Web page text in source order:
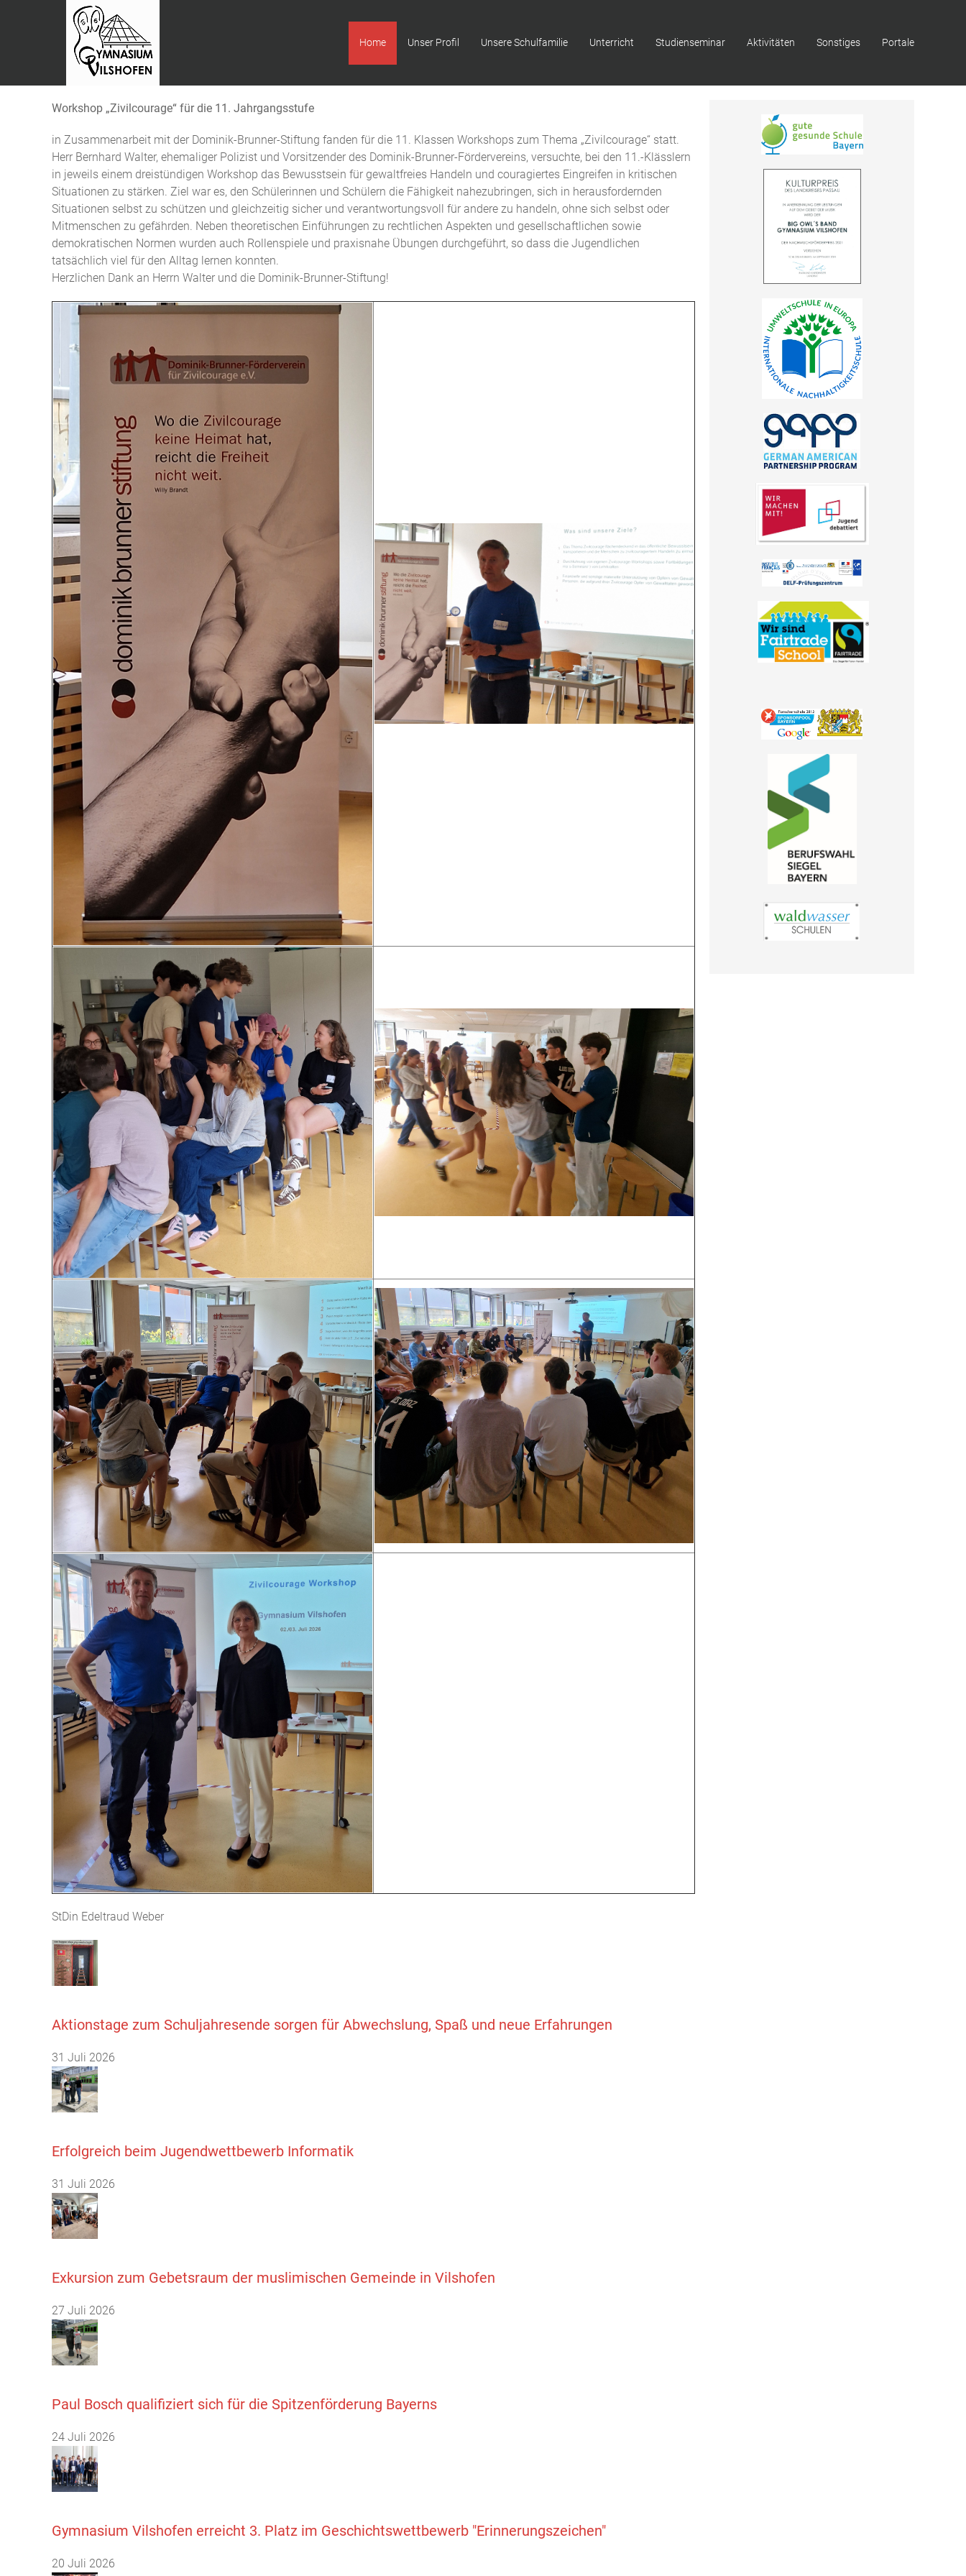
Home Unser Profil Unsere Schulfamilie Unterricht Studienseminar Aktivitäten Sonstiges Portale
Workshop „Zivilcourage“ für die 11. Jahrgangsstufe
in Zusammenarbeit mit der Dominik-Brunner-Stiftung fanden für die 11. Klassen Workshops zum Thema „Zivilcourage“ statt.
Herr Bernhard Walter, ehemaliger Polizist und Vorsitzender des Dominik-Brunner-Fördervereins, versuchte, bei den 11.-Klässlern
in jeweils einem dreistündigen Workshop das Bewusstsein für gewaltfreies Handeln und couragiertes Eingreifen in kritischen
Situationen zu stärken. Ziel war es, den Schülerinnen und Schülern die Fähigkeit nahezubringen, sich in herausfordernden
Situationen selbst zu schützen und gleichzeitig sicher und verantwortungsvoll für andere zu handeln, ohne sich selbst oder
Mitmenschen zu gefährden. Neben theoretischen Einführungen zu rechtlichen Aspekten und gesellschaftlichen sowie
demokratischen Normen wurden auch Rollenspiele und praxisnahe Übungen durchgeführt, so dass die Jugendlichen
tatsächlich viel für den Alltag lernen konnten.
Herzlichen Dank an Herrn Walter und die Dominik-Brunner-Stiftung!
StDin Edeltraud Weber
Aktionstage zum Schuljahresende sorgen für Abwechslung, Spaß und neue Erfahrungen
31 Juli 2026
Erfolgreich beim Jugendwettbewerb Informatik
31 Juli 2026
Exkursion zum Gebetsraum der muslimischen Gemeinde in Vilshofen
27 Juli 2026
Paul Bosch qualifiziert sich für die Spitzenförderung Bayerns
24 Juli 2026
Gymnasium Vilshofen erreicht 3. Platz im Geschichtswettbewerb "Erinnerungszeichen"
20 Juli 2026